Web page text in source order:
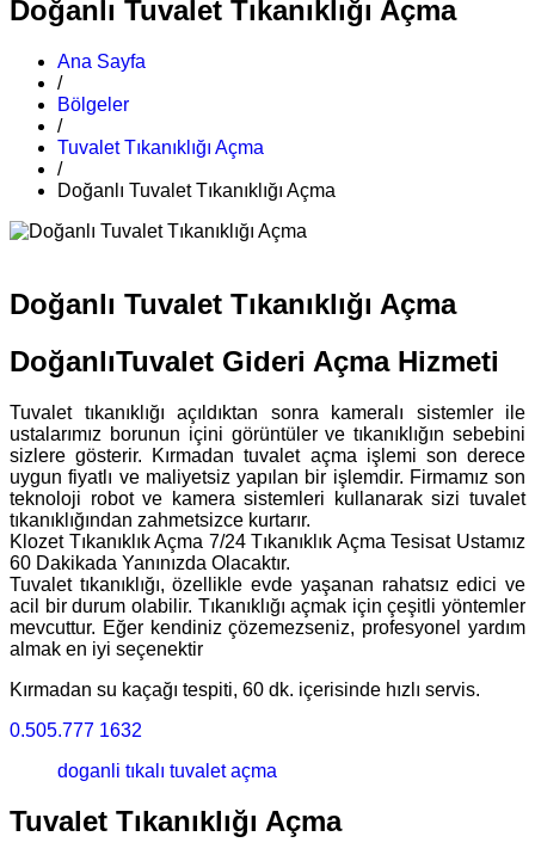
Doğanlı Tuvalet Tıkanıklığı Açma
Ana Sayfa
/
Bölgeler
/
Tuvalet Tıkanıklığı Açma
/
Doğanlı Tuvalet Tıkanıklığı Açma
Doğanlı Tuvalet Tıkanıklığı Açma
DoğanlıTuvalet Gideri Açma Hizmeti
Tuvalet tıkanıklığı açıldıktan sonra kameralı sistemler ile
ustalarımız borunun içini görüntüler ve tıkanıklığın sebebini
sizlere gösterir. Kırmadan tuvalet açma işlemi son derece
uygun fiyatlı ve maliyetsiz yapılan bir işlemdir. Firmamız son
teknoloji robot ve kamera sistemleri kullanarak sizi tuvalet
tıkanıklığından zahmetsizce kurtarır.
Klozet Tıkanıklık Açma 7/24 Tıkanıklık Açma Tesisat Ustamız
60 Dakikada Yanınızda Olacaktır.
Tuvalet tıkanıklığı, özellikle evde yaşanan rahatsız edici ve
acil bir durum olabilir. Tıkanıklığı açmak için çeşitli yöntemler
mevcuttur. Eğer kendiniz çözemezseniz, profesyonel yardım
almak en iyi seçenektir
Kırmadan su kaçağı tespiti, 60 dk. içerisinde hızlı servis.
0.505.777 1632
doganli tıkalı tuvalet açma
Tuvalet Tıkanıklığı Açma